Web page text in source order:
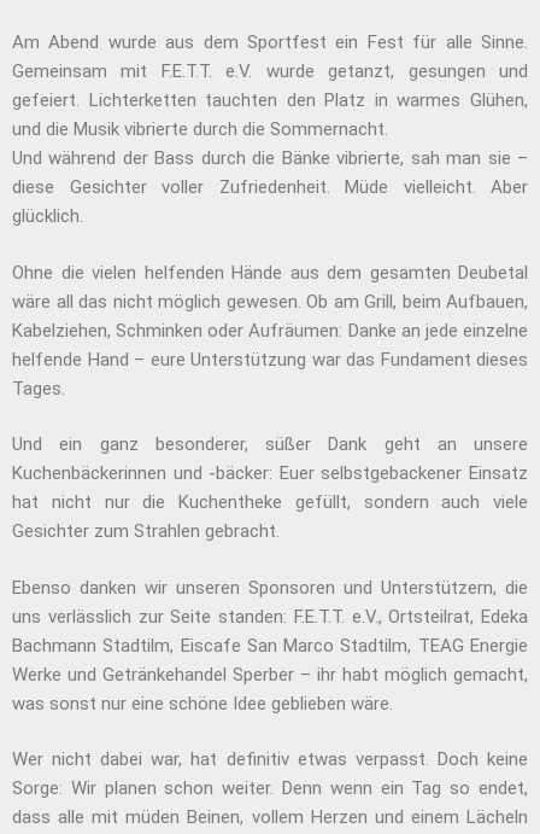
Am Abend wurde aus dem Sportfest ein Fest für alle Sinne.
Gemeinsam mit F.E.T.T. e.V. wurde getanzt, gesungen und
gefeiert. Lichterketten tauchten den Platz in warmes Glühen,
und die Musik vibrierte durch die Sommernacht.
Und während der Bass durch die Bänke vibrierte, sah man sie –
diese Gesichter voller Zufriedenheit. Müde vielleicht. Aber
glücklich.
Ohne die vielen helfenden Hände aus dem gesamten Deubetal
wäre all das nicht möglich gewesen. Ob am Grill, beim Aufbauen,
Kabelziehen, Schminken oder Aufräumen: Danke an jede einzelne
helfende Hand – eure Unterstützung war das Fundament dieses
Tages.
Und ein ganz besonderer, süßer Dank geht an unsere
Kuchenbäckerinnen und -bäcker: Euer selbstgebackener Einsatz
hat nicht nur die Kuchentheke gefüllt, sondern auch viele
Gesichter zum Strahlen gebracht.
Ebenso danken wir unseren Sponsoren und Unterstützern, die
uns verlässlich zur Seite standen: F.E.T.T. e.V., Ortsteilrat, Edeka
Bachmann Stadtilm, Eiscafe San Marco Stadtilm, TEAG Energie
Werke und Getränkehandel Sperber – ihr habt möglich gemacht,
was sonst nur eine schöne Idee geblieben wäre.
Wer nicht dabei war, hat definitiv etwas verpasst. Doch keine
Sorge: Wir planen schon weiter. Denn wenn ein Tag so endet,
dass alle mit müden Beinen, vollem Herzen und einem Lächeln